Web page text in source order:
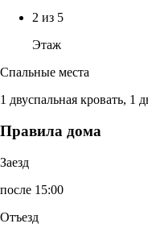
2 из 5
Этаж
Спальные места
1 двуспальная кровать, 1
Правила дома
Заезд
после 15:00
Отъезд